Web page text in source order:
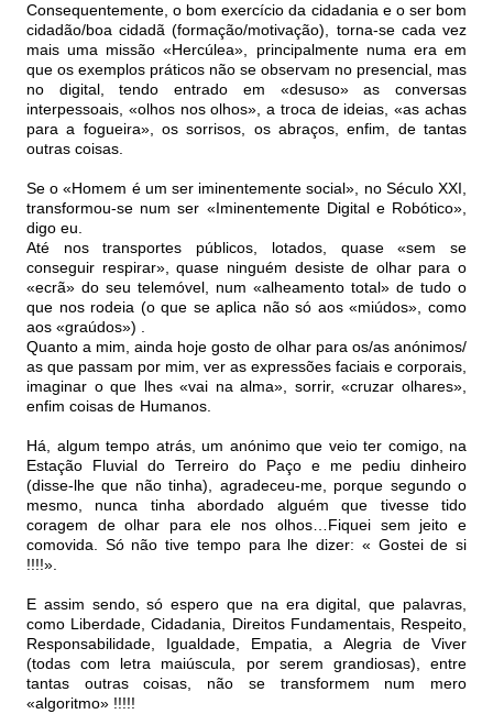
Consequentemente, o bom exercício da cidadania e o ser bom
cidadão/boa cidadã (formação/motivação), torna-se cada vez
mais uma missão «Hercúlea», principalmente numa era em
que os exemplos práticos não se observam no presencial, mas
no digital, tendo entrado em «desuso» as conversas
interpessoais, «olhos nos olhos», a troca de ideias, «as achas
para a fogueira», os sorrisos, os abraços, enfim, de tantas
outras coisas.
Se o «Homem é um ser iminentemente social», no Século XXI,
transformou-se num ser «Iminentemente Digital e Robótico»,
digo eu.
Até nos transportes públicos, lotados, quase «sem se
conseguir respirar», quase ninguém desiste de olhar para o
«ecrã» do seu telemóvel, num «alheamento total» de tudo o
que nos rodeia (o que se aplica não só aos «miúdos», como
aos «graúdos») .
Quanto a mim, ainda hoje gosto de olhar para os/as anónimos/
as que passam por mim, ver as expressões faciais e corporais,
imaginar o que lhes «vai na alma», sorrir, «cruzar olhares»,
enfim coisas de Humanos.
Há, algum tempo atrás, um anónimo que veio ter comigo, na
Estação Fluvial do Terreiro do Paço e me pediu dinheiro
(disse-lhe que não tinha), agradeceu-me, porque segundo o
mesmo, nunca tinha abordado alguém que tivesse tido
coragem de olhar para ele nos olhos…Fiquei sem jeito e
comovida. Só não tive tempo para lhe dizer: « Gostei de si
!!!!».
E assim sendo, só espero que na era digital, que palavras,
como Liberdade, Cidadania, Direitos Fundamentais, Respeito,
Responsabilidade, Igualdade, Empatia, a Alegria de Viver
(todas com letra maiúscula, por serem grandiosas), entre
tantas outras coisas, não se transformem num mero
«algoritmo» !!!!!